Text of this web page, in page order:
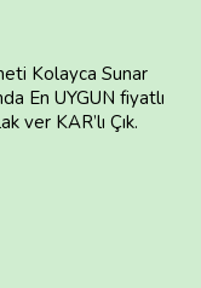
Kolayca Sunar
En UYGUN fiyatlı
ver KAR’lı Çık.